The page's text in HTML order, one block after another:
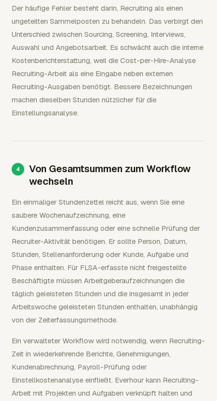
Der häufige Fehler besteht darin, Recruiting als einen
ungeteilten Sammelposten zu behandeln. Das verbirgt den
Unterschied zwischen Sourcing, Screening, Interviews,
Auswahl und Angebotsarbeit. Es schwächt auch die interne
Kostenberichterstattung, weil die Cost-per-Hire-Analyse
Recruiting-Arbeit als eine Eingabe neben externen
Recruiting-Ausgaben benötigt. Bessere Bezeichnungen
machen dieselben Stunden nützlicher für die
Einstellungsanalyse.
Von Gesamtsummen zum Workflow
wechseln
Ein einmaliger Stundenzettel reicht aus, wenn Sie eine
saubere Wochenaufzeichnung, eine
Kundenzusammenfassung oder eine schnelle Prüfung der
Recruiter-Aktivität benötigen. Er sollte Person, Datum,
Stunden, Stellenanforderung oder Kunde, Aufgabe und
Phase enthalten. Für FLSA-erfasste nicht freigestellte
Beschäftigte müssen Arbeitgeberaufzeichnungen die
täglich geleisteten Stunden und die insgesamt in jeder
Arbeitswoche geleisteten Stunden enthalten, unabhängig
von der Zeiterfassungsmethode.
Ein verwalteter Workflow wird notwendig, wenn Recruiting-
Zeit in wiederkehrende Berichte, Genehmigungen,
Kundenabrechnung, Payroll-Prüfung oder
Einstellkostenanalyse einfließt. Everhour kann Recruiting-
Arbeit mit Projekten und Aufgaben verknüpft halten und